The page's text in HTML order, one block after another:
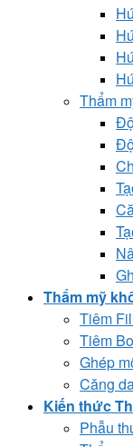
Thẩm
Thẩm mỹ
Tiêm
Tiêm
Ghép
Căng
Kiến thức
Phẫu